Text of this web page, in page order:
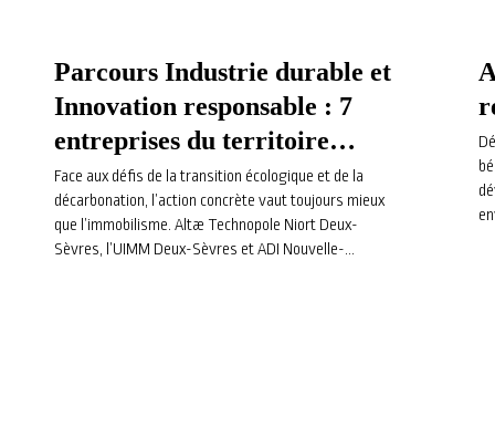
Parcours Industrie durable et
Innovation responsable : 7
entreprises du territoire
s’engagent dans une
trajectoire pour l’avenir
Face aux défis de la transition écologique et de la
décarbonation, l’action concrète vaut toujours mieux
que l’immobilisme. Altæ Technopole Niort Deux-
Sèvres, l’UIMM Deux-Sèvres et ADI Nouvelle-